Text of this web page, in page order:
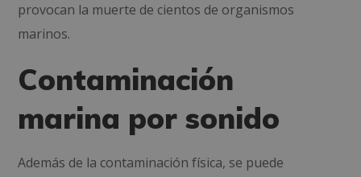
provocan la muerte de cientos de organismos
marinos.
Contaminación
marina por sonido
Además de la contaminación física, se puede